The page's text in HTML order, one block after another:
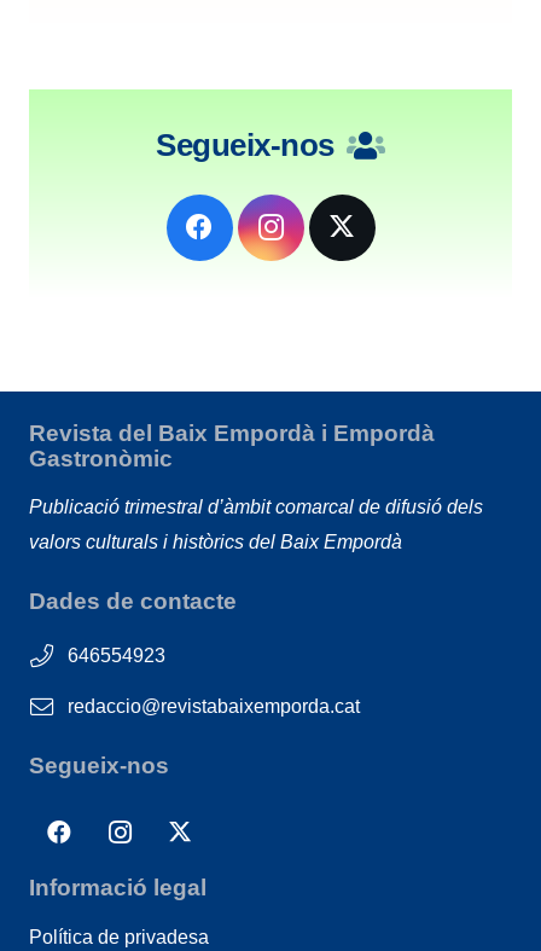
Segueix-nos
Revista del Baix Empordà i Empordà
Gastronòmic
Publicació trimestral d’àmbit comarcal de difusió dels
valors culturals i històrics del Baix Empordà
Dades de contacte
646554923
redaccio@revistabaixemporda.cat
Segueix-nos
Informació legal
Política de privadesa